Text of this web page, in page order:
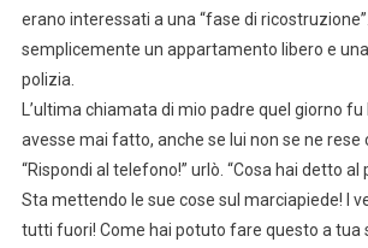
erano interessati a una “fase di
semplicemente un appartamento libero e
polizia.
L’ultima chiamata di mio padre quel giorno
avesse mai fatto, anche se lui non se ne rese
“Rispondi al telefono!” urlò. “Cosa hai detto al
Sta mettendo le sue cose sul marciapiede! I
tutti fuori! Come hai potuto fare questo a tua